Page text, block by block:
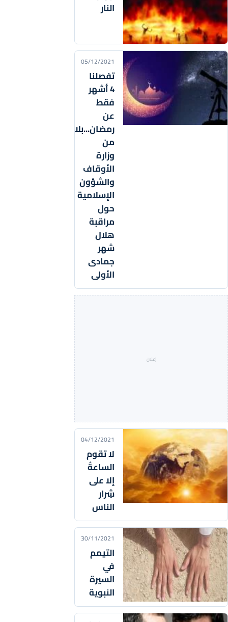
النار
05/12/2021
تفصلنا
4 أشهر
فقط
عن
رمضان...بلاغ
من
وزارة
الأوقاف
والشؤون
الإسلامية
حول
مراقبة
هلال
شهر
جمادى
الأولى
04/12/2021
لا تقوم
الساعةُ
إلا على
شِرارِ
الناس
30/11/2021
التيمم
في
السيرة
النبوية